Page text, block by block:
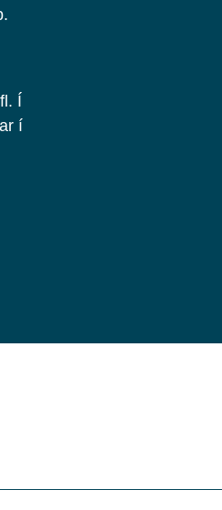
Í
í